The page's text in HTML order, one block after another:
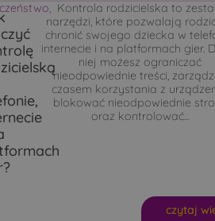
, Kontrola rodzicielska to
narzędzi, które pozwalają
chronić swojego dziecka w
internecie i na platformach gier.
niej możesz ograniczać
nieodpowiednie treści,
czasem korzystania z
blokować nieodpowiednie
oraz kontrolować...
czytaj